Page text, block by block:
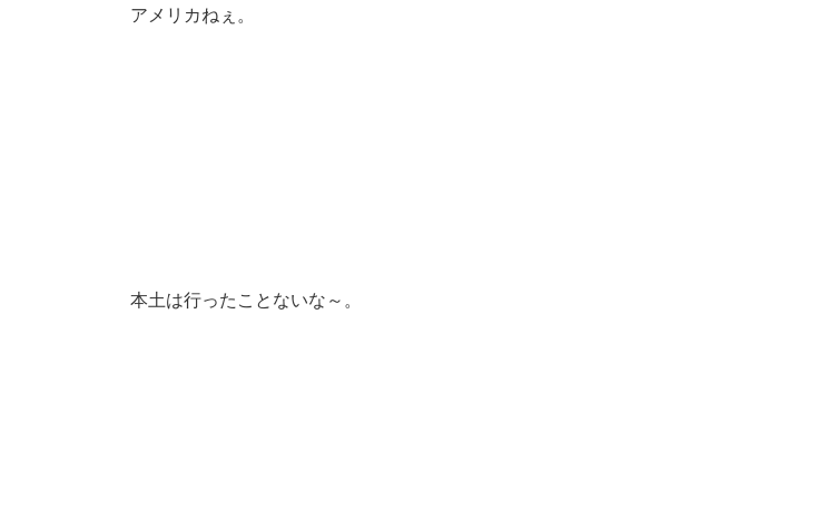
アメリカねぇ。
本土は行ったことないな～。